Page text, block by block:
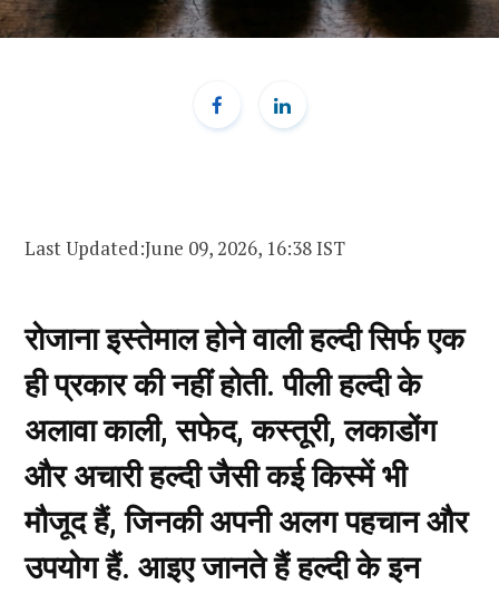
Last Updated:June 09, 2026, 16:38 IST
रोजाना इस्तेमाल होने वाली हल्दी सिर्फ एक
ही प्रकार की नहीं होती. पीली हल्दी के
अलावा काली, सफेद, कस्तूरी, लकाडोंग
और अचारी हल्दी जैसी कई किस्में भी
मौजूद हैं, जिनकी अपनी अलग पहचान और
उपयोग हैं. आइए जानते हैं हल्दी के इन